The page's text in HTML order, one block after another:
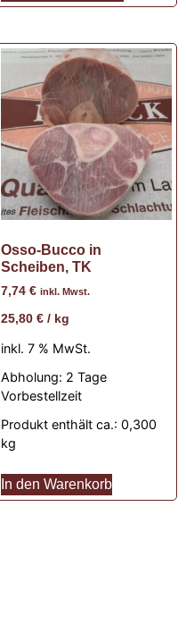
Osso-Bucco in
Scheiben, TK
7,74 € inkl. Mwst.
25,80 € / kg
inkl. 7 % MwSt.
Abholung: 2 Tage
Vorbestellzeit
Produkt enthält ca.: 0,300
kg
In den Warenkorb